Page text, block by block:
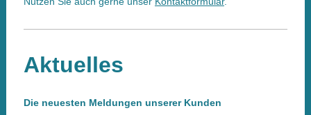
Aktuelles
Die neuesten Meldungen unserer Kunden